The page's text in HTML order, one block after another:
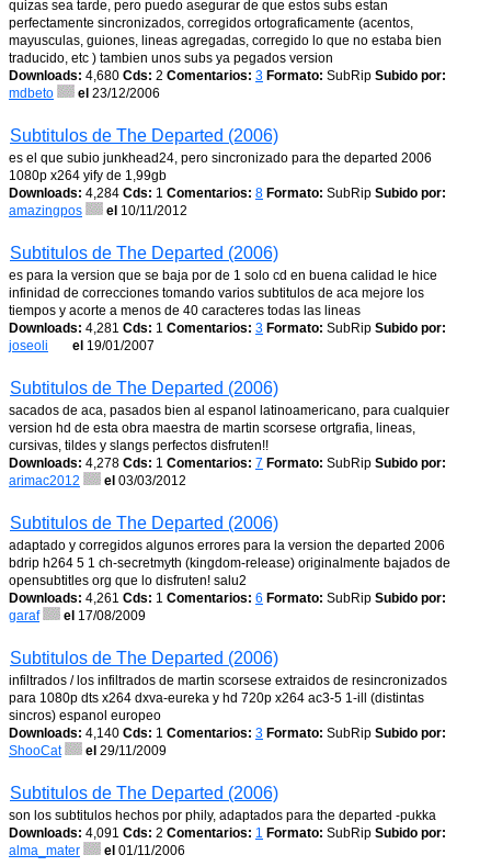
quizas sea tarde, pero puedo asegurar de que estos subs estan
perfectamente sincronizados, corregidos ortograficamente (acentos,
mayusculas, guiones, lineas agregadas, corregido lo que no estaba bien
traducido, etc ) tambien unos subs ya pegados version
Downloads: 4,680 Cds: 2 Comentarios: 3 Formato: SubRip Subido por:
mdbeto
el 23/12/2006
Subtitulos de The Departed (2006)
es el que subio junkhead24, pero sincronizado para the departed 2006
1080p x264 yify de 1,99gb
Downloads: 4,284 Cds: 1 Comentarios: 8 Formato: SubRip Subido por:
amazingpos
el 10/11/2012
Subtitulos de The Departed (2006)
es para la version que se baja por de 1 solo cd en buena calidad le hice
infinidad de correcciones tomando varios subtitulos de aca mejore los
tiempos y acorte a menos de 40 caracteres todas las lineas
Downloads: 4,281 Cds: 1 Comentarios: 3 Formato: SubRip Subido por:
joseoli
el 19/01/2007
Subtitulos de The Departed (2006)
sacados de aca, pasados bien al espanol latinoamericano, para cualquier
version hd de esta obra maestra de martin scorsese ortgrafia, lineas,
cursivas, tildes y slangs perfectos disfruten!!
Downloads: 4,278 Cds: 1 Comentarios: 7 Formato: SubRip Subido por:
arimac2012
el 03/03/2012
Subtitulos de The Departed (2006)
adaptado y corregidos algunos errores para la version the departed 2006
bdrip h264 5 1 ch-secretmyth (kingdom-release) originalmente bajados de
opensubtitles org que lo disfruten! salu2
Downloads: 4,261 Cds: 1 Comentarios: 6 Formato: SubRip Subido por:
garaf
el 17/08/2009
Subtitulos de The Departed (2006)
infiltrados / los infiltrados de martin scorsese extraidos de resincronizados
para 1080p dts x264 dxva-eureka y hd 720p x264 ac3-5 1-ill (distintas
sincros) espanol europeo
Downloads: 4,140 Cds: 1 Comentarios: 3 Formato: SubRip Subido por:
ShooCat
el 29/11/2009
Subtitulos de The Departed (2006)
son los subtitulos hechos por phily, adaptados para the departed -pukka
Downloads: 4,091 Cds: 2 Comentarios: 1 Formato: SubRip Subido por:
alma_mater
el 01/11/2006